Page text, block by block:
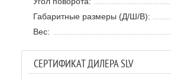
Габаритные размеры (Д/Ш/В):
Вес:
СЕРТИФИКАТ ДИЛЕРА SLV